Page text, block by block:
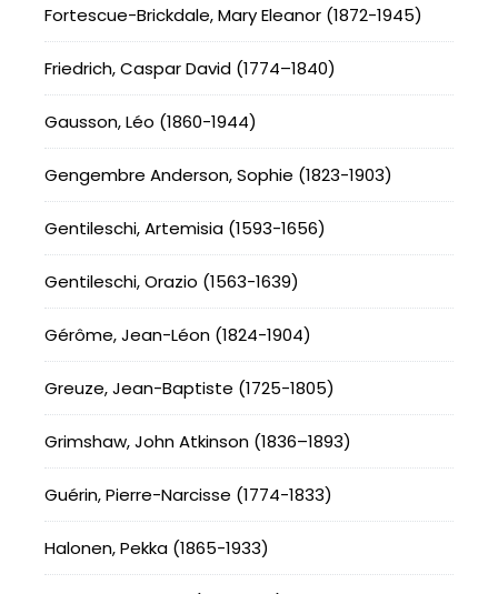
Fortescue-Brickdale, Mary Eleanor (1872-1945)
Friedrich, Caspar David (1774–1840)
Gausson, Léo (1860-1944)
Gengembre Anderson, Sophie (1823-1903)
Gentileschi, Artemisia (1593-1656)
Gentileschi, Orazio (1563-1639)
Gérôme, Jean-Léon (1824-1904)
Greuze, Jean-Baptiste (1725-1805)
Grimshaw, John Atkinson (1836–1893)
Guérin, Pierre-Narcisse (1774-1833)
Halonen, Pekka (1865-1933)